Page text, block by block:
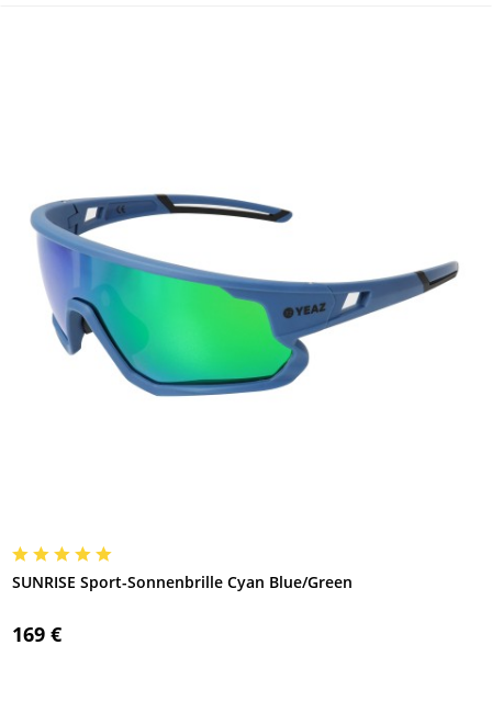
SUNRISE Sport-Sonnenbrille Cyan Blue/Green
169 €